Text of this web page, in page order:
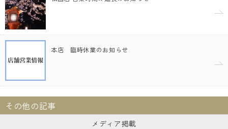
本店 臨時休業のお知らせ
その他の記事
メディア掲載